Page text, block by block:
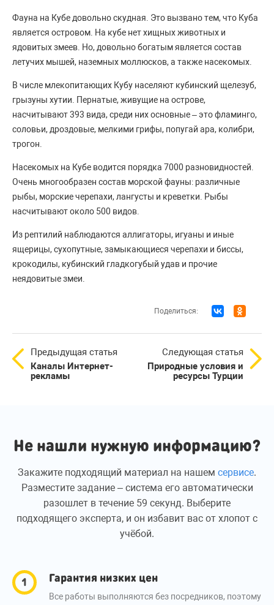
Фауна на Кубе довольно скудная. Это вызвано тем, что Куба
является островом. На кубе нет хищных животных и
ядовитых змеев. Но, довольно богатым является состав
летучих мышей, наземных моллюсков, а также насекомых.
В числе млекопитающих Кубу населяют кубинский щелезуб,
грызуны хутии. Пернатые, живущие на острове,
насчитывают 393 вида, среди них основные – это фламинго,
соловьи, дроздовые, мелкими грифы, попугай ара, колибри,
трогон.
Насекомых на Кубе водится порядка 7000 разновидностей.
Очень многообразен состав морской фауны: различные
рыбы, морские черепахи, лангусты и креветки. Рыбы
насчитывают около 500 видов.
Из рептилий наблюдаются аллигаторы, игуаны и иные
ящерицы, сухопутные, замыкающиеся черепахи и биссы,
крокодилы, кубинский гладкогубый удав и прочие
неядовитые змеи.
Поделиться:
Предыдущая статья
Каналы Интернет-
рекламы
Следующая статья
Природные условия и
ресурсы Турции
Не нашли нужную информацию?
Закажите подходящий материал на нашем сервисе.
Разместите задание – система его автоматически
разошлет в течение 59 секунд. Выберите
подходящего эксперта, и он избавит вас от хлопот с
учёбой.
Гарантия низких цен
Все работы выполняются без посредников, поэтому